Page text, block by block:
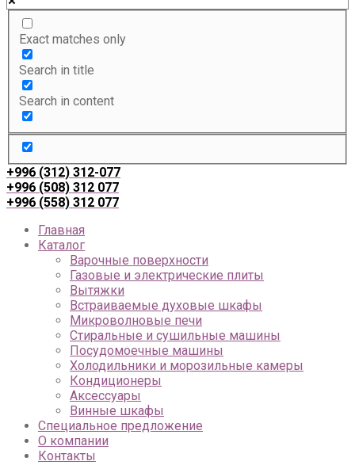
Exact matches only
Search in title
Search in content
+996 (312) 312-077
+996 (508) 312 077
+996 (558) 312 077
Главная
Каталог
Варочные поверхности
Газовые и электрические плиты
Вытяжки
Встраиваемые духовые шкафы
Микроволновые печи
Стиральные и сушильные машины
Посудомоечные машины
Холодильники и морозильные камеры
Кондиционеры
Аксессуары
Винные шкафы
Специальное предложение
О компании
Контакты